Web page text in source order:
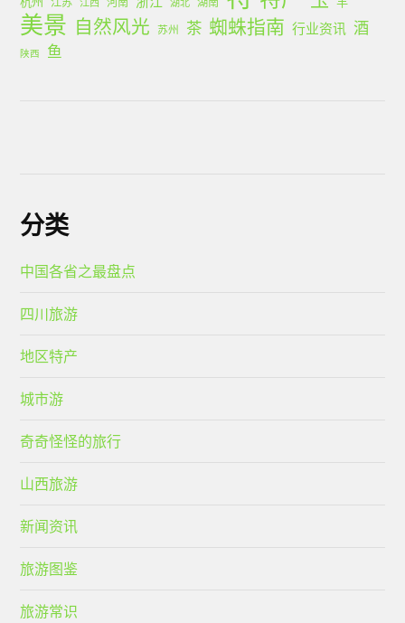
美景 自然风光 苏州 茶 蜘蛛指南 行业资讯 酒
陕西 鱼
分类
中国各省之最盘点
四川旅游
地区特产
城市游
奇奇怪怪的旅行
山西旅游
新闻资讯
旅游图鉴
旅游常识